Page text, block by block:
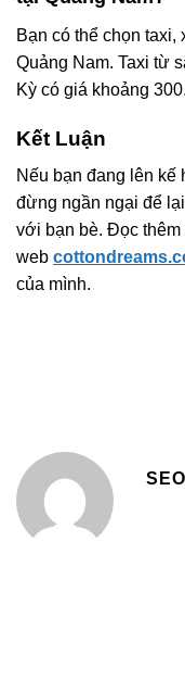
Bạn có thể chọn taxi,
Quảng Nam. Taxi từ
Kỳ có giá khoảng
Kết Luận
Nếu bạn đang lên kế
đừng ngần ngại để
với bạn bè. Đọc thêm
web
của mình.
SEO